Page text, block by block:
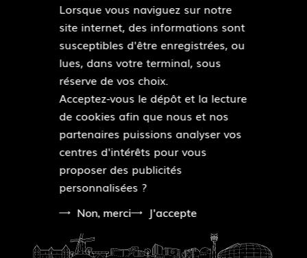
Lorsque vous naviguez sur notre
site internet, des informations sont
susceptibles d'être enregistrées, ou
lues, dans votre terminal, sous
réserve de vos choix.
Acceptez-vous le dépôt et la lecture
de cookies afin que nous et nos
partenaires puissions analyser vos
centres d'intérêts pour vous
proposer des publicités
personnalisées ?
Non, merci J'accepte
NOUS SUIVRE
Pied
page
Plan du site
Mentions légales
Accessibilité : partiellement conforme
Données personnelles